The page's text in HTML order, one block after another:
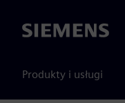
Siemens
Produkty i usługi